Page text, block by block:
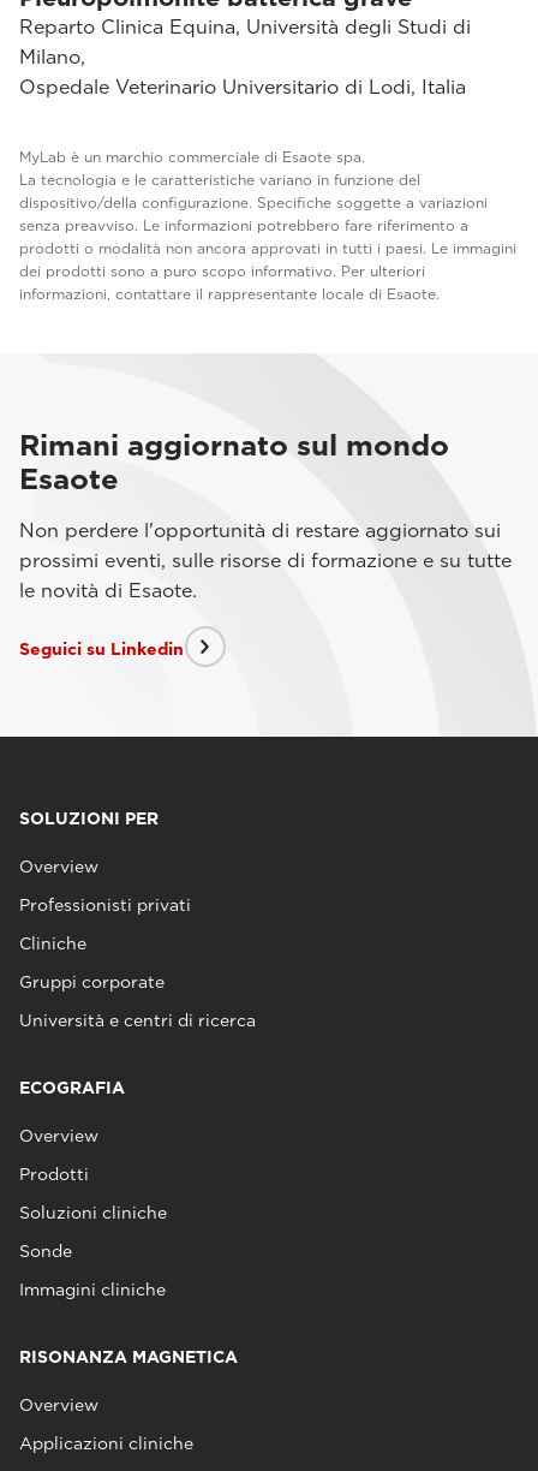
Reparto Clinica Equina, Università degli Studi di
Milano,
Ospedale Veterinario Universitario di Lodi, Italia
MyLab è un marchio commerciale di Esaote spa.
La tecnologia e le caratteristiche variano in funzione del
dispositivo/della configurazione. Specifiche soggette a variazioni
senza preavviso. Le informazioni potrebbero fare riferimento a
prodotti o modalità non ancora approvati in tutti i paesi. Le immagini
dei prodotti sono a puro scopo informativo. Per ulteriori
informazioni, contattare il rappresentante locale di Esaote.
Rimani aggiornato sul mondo
Esaote
Non perdere l'opportunità di restare aggiornato sui
prossimi eventi, sulle risorse di formazione e su tutte
le novità di Esaote.
Seguici su Linkedin
SOLUZIONI PER
Overview
Professionisti privati
Cliniche
Gruppi corporate
Università e centri di ricerca
ECOGRAFIA
Overview
Prodotti
Soluzioni cliniche
Sonde
Immagini cliniche
RISONANZA MAGNETICA
Overview
Applicazioni cliniche